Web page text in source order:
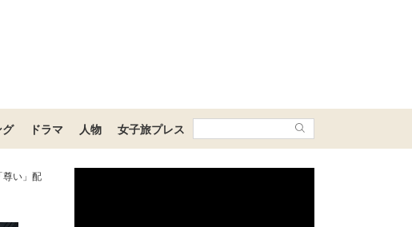
ドラマ 人物 女子旅プレス
尊い」配